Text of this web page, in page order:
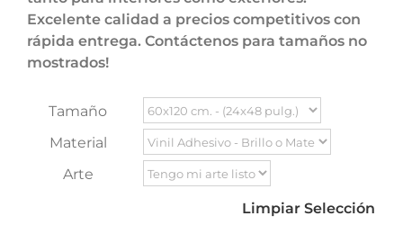
Excelente calidad a precios competitivos con
rápida entrega. Contáctenos para tamaños no
mostrados!
Tamaño
Material
Arte
Limpiar Selección